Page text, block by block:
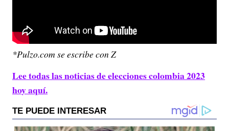
*Pulzo.com se escribe con Z
Lee todas las noticias de elecciones colombia 2023
hoy aquí.